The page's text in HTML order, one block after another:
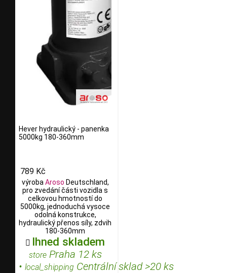
Hever hydraulický - panenka
5000kg 180-360mm
789 Kč
výroba Aroso Deutschland,
pro zvedání části vozidla s
celkovou hmotností do
5000kg, jednoduchá vysoce
odolná konstrukce,
hydraulický přenos síly, zdvih
180-360mm
 Ihned skladem
storePraha 12 ks
• local_shipping Centrální sklad >20 ks